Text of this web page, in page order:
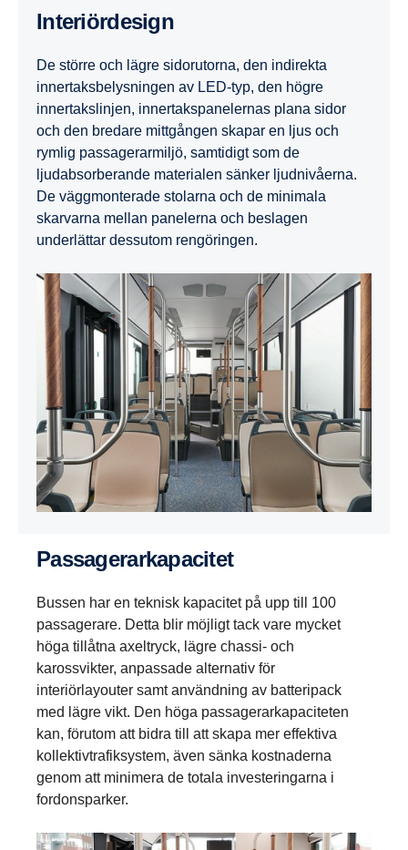
Interiördesign
De större och lägre sidorutorna, den indirekta
innertaksbelysningen av LED-typ, den högre
innertakslinjen, innertakspanelernas plana sidor
och den bredare mittgången skapar en ljus och
rymlig passagerarmiljö, samtidigt som de
ljudabsorberande materialen sänker ljudnivåerna.
De väggmonterade stolarna och de minimala
skarvarna mellan panelerna och beslagen
underlättar dessutom rengöringen.
Passagerarkapacitet
Bussen har en teknisk kapacitet på upp till 100
passagerare. Detta blir möjligt tack vare mycket
höga tillåtna axeltryck, lägre chassi- och
karossvikter, anpassade alternativ för
interiörlayouter samt användning av batteripack
med lägre vikt. Den höga passagerarkapaciteten
kan, förutom att bidra till att skapa mer effektiva
kollektivtrafiksystem, även sänka kostnaderna
genom att minimera de totala investeringarna i
fordonsparker.